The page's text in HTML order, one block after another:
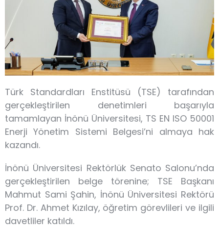
Türk Standardları Enstitüsü (TSE) tarafından
gerçekleştirilen denetimleri başarıyla
tamamlayan İnönü Üniversitesi, TS EN ISO 50001
Enerji Yönetim Sistemi Belgesi’ni almaya hak
kazandı.
İnönü Üniversitesi Rektörlük Senato Salonu’nda
gerçekleştirilen belge törenine; TSE Başkanı
Mahmut Sami Şahin, İnönü Üniversitesi Rektörü
Prof. Dr. Ahmet Kızılay, öğretim görevlileri ve ilgili
davetliler katıldı.